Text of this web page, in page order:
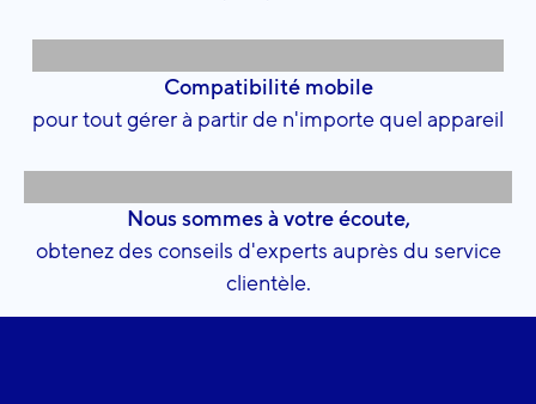
Compatibilité mobile
pour tout gérer à partir de n'importe quel appareil
Nous sommes à votre écoute,
obtenez des conseils d'experts auprès du service
clientèle.